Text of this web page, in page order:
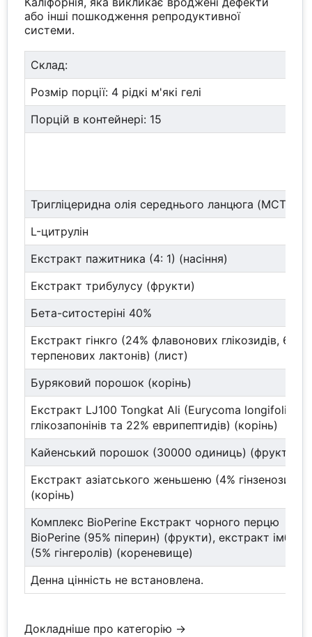
або інші пошкодження репродуктивної
системи.
Склад:
Розмір порції: 4 рідкі м'які гелі
Порцій в контейнері: 15
Тригліцеридна олія середнього ланцюга (MCT)
L-цитрулін
Екстракт пажитника (4: 1) (насіння)
Екстракт трибулусу (фрукти)
Бета-ситостеріні 40%
Екстракт гінкго (24% флавонових глікозидів, 6%
терпенових лактонів) (лист)
Буряковий порошок (корінь)
Екстракт LJ100 Tongkat Ali (Eurycoma longifolia)
глікозапонінів та 22% еврипептидів) (корінь)
Кайенський порошок (30000 одиниць) (фрукти)
Екстракт азіатського женьшеню (4% гінзенозидів)
(корінь)
Комплекс BioPerine Екстракт чорного перцю
BioPerine (95% піперин) (фрукти), екстракт імбиру
(5% гінгеролів) (кореневище)
Денна цінність не встановлена.
Докладніше про категорію →